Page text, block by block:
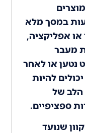
במסך מלא
אפליקציה,
מעבר
נטען או לאחר
להיות
הלב של
ספציפיים.
שנועד